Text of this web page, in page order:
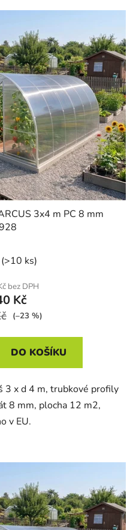
3x4 m PC 8 mm
(>10 ks)
bez DPH
Kč
(–23 %)
DO KOŠÍKU
3 x d 4 m, trubkové profily
8 mm, plocha 12 m2,
v EU.